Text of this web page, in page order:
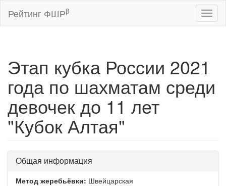
Рейтинг ФШРβ
Этап кубка России 2021
года по шахматам среди
девочек до 11 лет
"Кубок Алтая"
Общая информация
Метод жеребьёвки: Швейцарская